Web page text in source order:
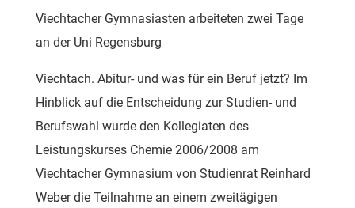
Viechtacher Gymnasiasten arbeiteten zwei Tage
an der Uni Regensburg
Viechtach. Abitur- und was für ein Beruf jetzt? Im
Hinblick auf die Entscheidung zur Studien- und
Berufswahl wurde den Kollegiaten des
Leistungskurses Chemie 2006/2008 am
Viechtacher Gymnasium von Studienrat Reinhard
Weber die Teilnahme an einem zweitägigen